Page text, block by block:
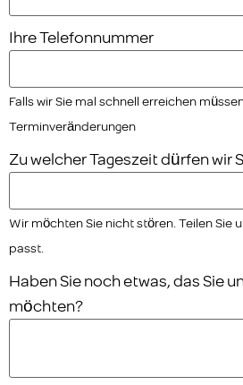
Ihre Telefonnummer
Falls wir Sie mal schnell erreichen
Terminveränderungen
Zu welcher Tageszeit dürfen wir
Wir möchten Sie nicht stören. Teilen Sie
passt.
Haben Sie noch etwas, das Sie
möchten?